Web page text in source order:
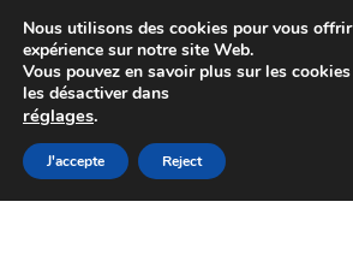
Colissimo livraison à
Du lundi au vendredi de
Aller
à
Aller
au
Nous utilisons des cookies pour vous
expérience sur notre site Web.
Vous pouvez en savoir plus sur les
les désactiver dans
réglages.
J'accepte Reject